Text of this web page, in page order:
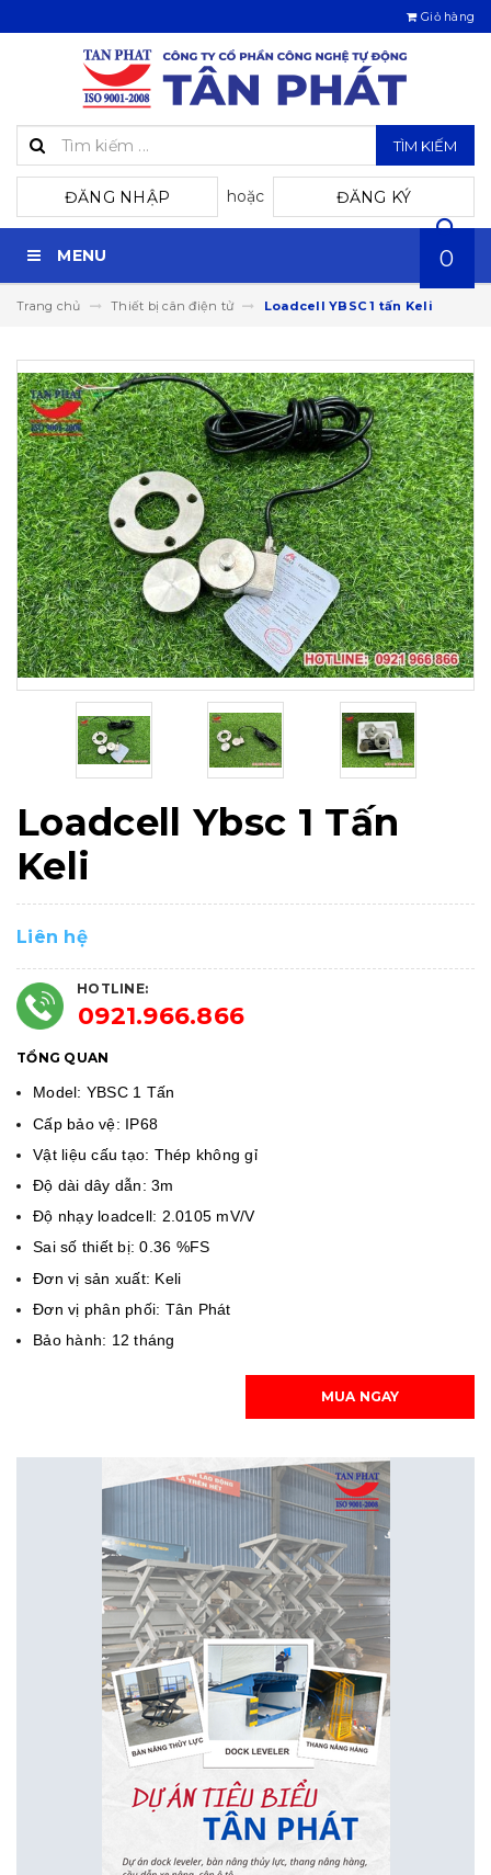
Giỏ hàng
TÌM KIẾM
ĐĂNG NHẬP hoặc ĐĂNG KÝ
MENU 0
Trang chủ Thiết bị cân điện tử Loadcell YBSC 1 tấn Keli
Loadcell Ybsc 1 Tấn
Keli
Liên hệ
HOTLINE:
0921.966.866
TỔNG QUAN
Model: YBSC 1 Tấn
Cấp bảo vệ: IP68
Vật liệu cấu tạo: Thép không gỉ
Độ dài dây dẫn: 3m
Độ nhạy loadcell: 2.0105 mV/V
Sai số thiết bị: 0.36 %FS
Đơn vị sản xuất: Keli
Đơn vị phân phối: Tân Phát
Bảo hành: 12 tháng
MUA NGAY